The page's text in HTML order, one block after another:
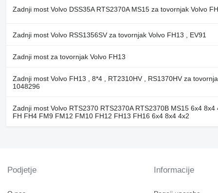
Zadnji most Volvo DSS35A RTS2370A MS15 za tovornjak Volvo
Zadnji most Volvo RSS1356SV za tovornjak Volvo FH13 , EV91
Zadnji most za tovornjak Volvo FH13
Zadnji most Volvo FH13 , 8*4 , RT2310HV , RS1370HV za
1048296
Zadnji most Volvo RTS2370 RTS2370A RTS2370B MS15 6x4
FH FH4 FM9 FM12 FM10 FH12 FH13 FH16 6x4 8x4 4x2
Podjetje Informacije